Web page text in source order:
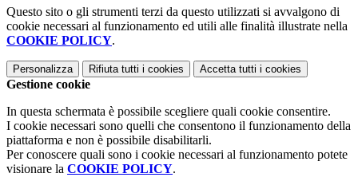
Questo sito o gli strumenti terzi da questo utilizzati si avvalgono di
cookie necessari al funzionamento ed utili alle finalità illustrate nella
COOKIE POLICY.
Personalizza Rifiuta tutti i cookies Accetta tutti i cookies
Gestione cookie
In questa schermata è possibile scegliere quali cookie consentire.
I cookie necessari sono quelli che consentono il funzionamento della
piattaforma e non è possibile disabilitarli.
Per conoscere quali sono i cookie necessari al funzionamento potete
visionare la COOKIE POLICY.